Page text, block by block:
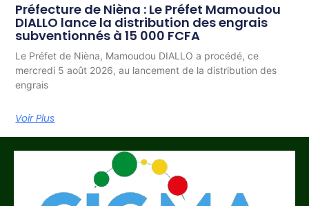
Préfecture de Nièna : Le Préfet Mamoudou
DIALLO lance la distribution des engrais
subventionnés à 15 000 FCFA
Le Préfet de Nièna, Mamoudou DIALLO a procédé, ce
mercredi 5 août 2026, au lancement de la distribution des
engrais
Voir Plus